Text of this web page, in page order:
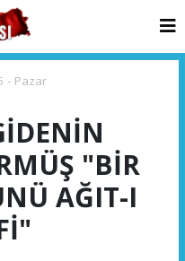
- Pazar
"BİR
AĞIT-I